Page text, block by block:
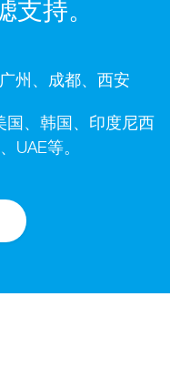
支持。
州、成都、西安
、韩国、印度尼西
UAE等。